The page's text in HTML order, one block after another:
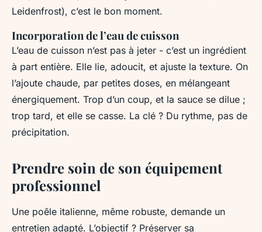
Leidenfrost), c’est le bon moment.
Incorporation de l’eau de cuisson
L’eau de cuisson n’est pas à jeter - c’est un ingrédient
à part entière. Elle lie, adoucit, et ajuste la texture. On
l’ajoute chaude, par petites doses, en mélangeant
énergiquement. Trop d’un coup, et la sauce se dilue ;
trop tard, et elle se casse. La clé ? Du rythme, pas de
précipitation.
Prendre soin de son équipement
professionnel
Une poêle italienne, même robuste, demande un
entretien adapté. L’objectif ? Préserver sa